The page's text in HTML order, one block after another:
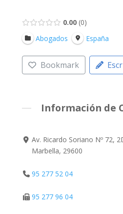
0.00 0
Abogados
España
Bookmark
Información de
Av. Ricardo Soriano Nº 72,
Marbella, 29600
95 277 52 04
95 277 96 04